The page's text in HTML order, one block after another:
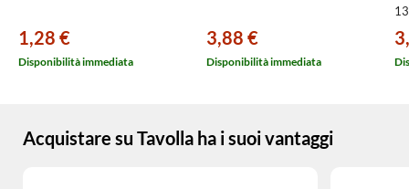
1,28 €
Disponibilità immediata
3,88 €
Disponibilità immediata
Acquistare su Tavolla ha i suoi vantaggi